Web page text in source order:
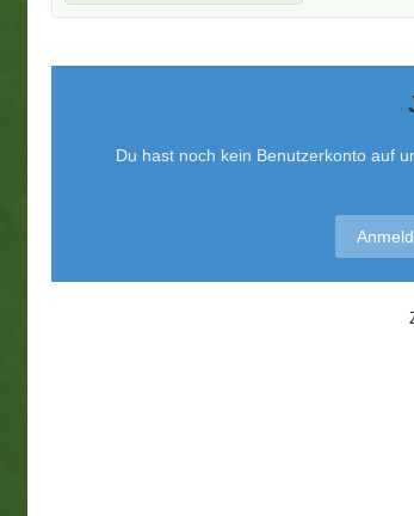
Du hast noch kein Benutzerkonto auf